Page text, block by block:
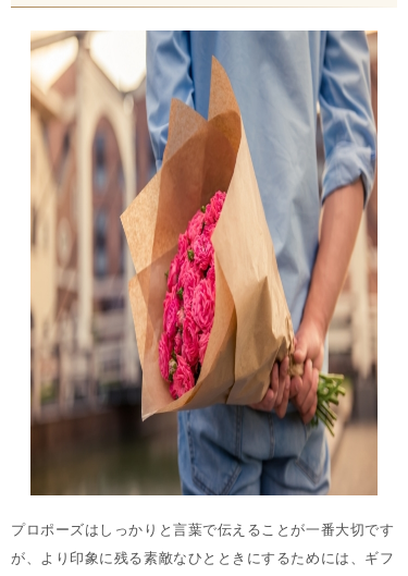
プロポーズはしっかりと言葉で伝えることが一番大切です
が、より印象に残る素敵なひとときにするためには、ギフ